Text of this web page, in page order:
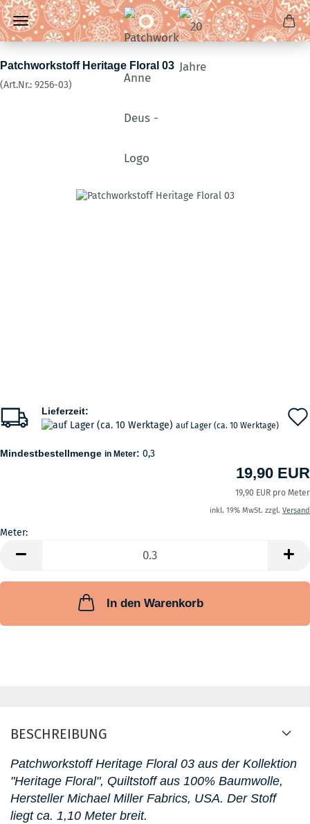
Patchworkstoff Heritage Floral 03
(Art.Nr.: 9256-03)
Lieferzeit:
auf Lager (ca. 10 Werktage)
Mindestbestellmenge in Meter: 0,3
19,90 EUR
19,90 EUR pro Meter
inkl. 19% MwSt. zzgl. Versand
Meter:
In den Warenkorb
BESCHREIBUNG
PatchworkstoffHeritage Floral 03 aus der Kollektion
"Heritage Floral", Quiltstoff aus 100% Baumwolle,
Hersteller Michael Miller Fabrics, USA. Der Stoff
liegt ca. 1,10 Meter breit.